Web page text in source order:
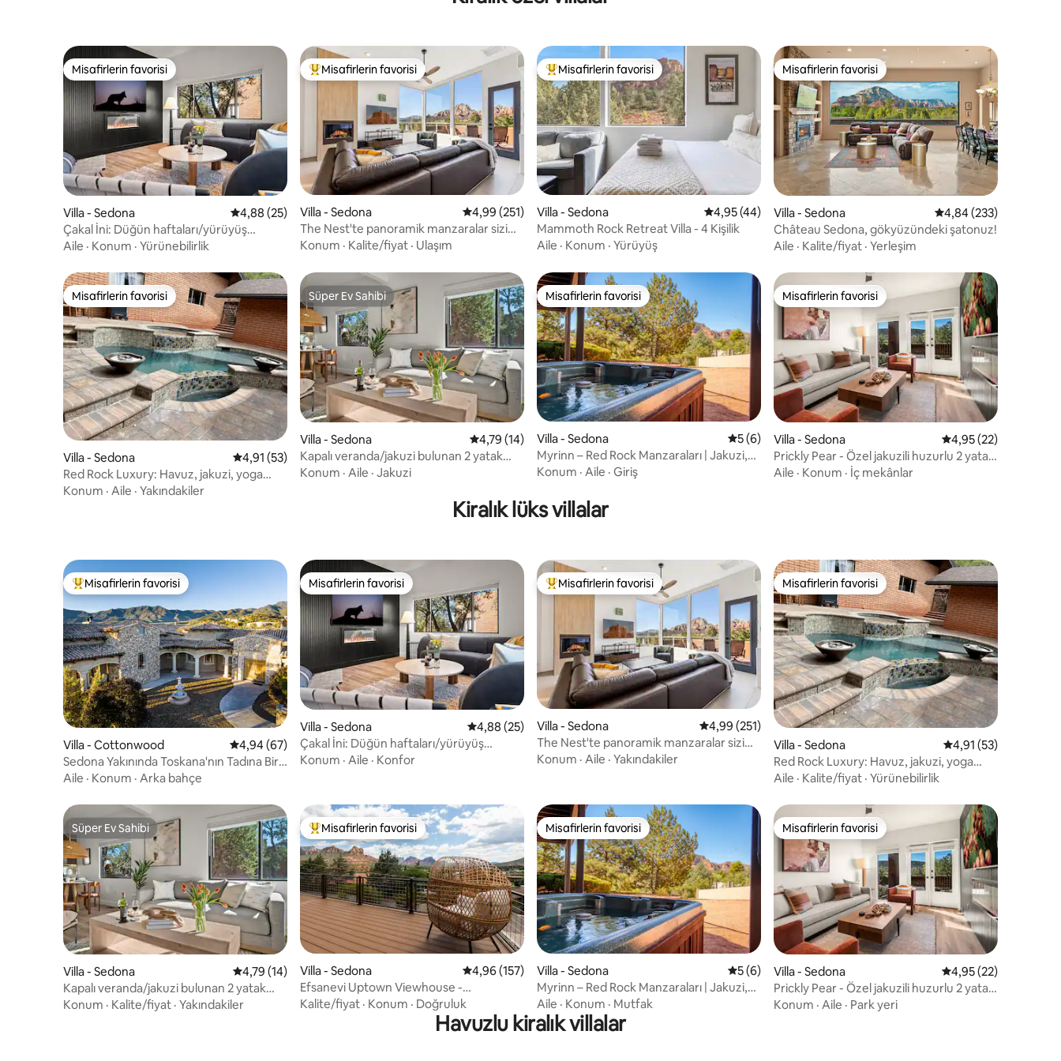
Misafirlerin favorisi
Misafirlerin favorisi
Villa - Sedona 5 üzerinden ortalama 4,88 puan, 25 değerlendirme
4,88 (25)
Çakal İni: Düğün haftaları/yürüyüş
günleri/yıldızlı geceler
Aile · Konum · Yürünebilirlik
Misafirlerin favorilerinden en beğenilenler arasında
Misafirlerin favorisi
Villa - Sedona 5 üzerinden ortalama 4,99 puan, 251 değerlendirme
4,99 (251)
The Nest'te panoramik manzaralar sizi
bekliyor
Konum · Kalite/fiyat · Ulaşım
Misafirlerin favorilerinden en beğenilenler arasında
Misafirlerin favorisi
Villa - Sedona 5 üzerinden ortalama 4,95 puan, 44 değerlendirme
4,95 (44)
Mammoth Rock Retreat Villa - 4 Kişilik
Aile · Konum · Yürüyüş
Misafirlerin favorisi
Misafirlerin favorisi
Villa - Sedona 5 üzerinden ortalama
4,84 (233)
Château Sedona, gökyüzündeki şatonuz!
Aile · Kalite/fiyat · Yerleşim
Misafirlerin favorisi
Misafirlerin favorisi
Villa - Sedona 5 üzerinden ortalama 4,91 puan, 53 değerlendirme
4,91 (53)
Red Rock Luxury: Havuz, jakuzi, yoga
odası
Konum · Aile · Yakındakiler
Süper Ev Sahibi
Süper Ev Sahibi
Villa - Sedona 5 üzerinden ortalama 4,79 puan, 14 değerlendirme
4,79 (14)
Kapalı veranda/jakuzi bulunan 2 yatak
odalı/banyolu Quartz Villa
Konum · Aile · Jakuzi
Misafirlerin favorisi
Misafirlerin favorisi
Villa - Sedona 5 üzerinden ortalama 5 puan, 6 değerlendirme
5 (6)
Myrinn – Red Rock Manzaraları | Jakuzi,
Spor Salonu ve Bilardo
Konum · Aile · Giriş
Misafirlerin favorisi
Misafirlerin favorisi
Villa - Sedona 5 üzerinden
4,95 (22)
Prickly Pear - Özel jakuzili huzurlu 2 yatak
odası
Aile · Konum · İç mekânlar
Kiralık lüks villalar
Misafirlerin favorilerinden en beğenilenler arasında
Misafirlerin favorisi
Villa - Cottonwood 5 üzerinden ortalama 4,94 puan, 67 değerlendirme
4,94 (67)
Sedona Yakınında Toskana'nın Tadına Bir
Bakış
Aile · Konum · Arka bahçe
Misafirlerin favorisi
Misafirlerin favorisi
Villa - Sedona 5 üzerinden ortalama 4,88 puan, 25 değerlendirme
4,88 (25)
Çakal İni: Düğün haftaları/yürüyüş
günleri/yıldızlı geceler
Konum · Aile · Konfor
Misafirlerin favorilerinden en beğenilenler arasında
Misafirlerin favorisi
Villa - Sedona 5 üzerinden ortalama 4,99 puan, 251 değerlendirme
4,99 (251)
The Nest'te panoramik manzaralar sizi
bekliyor
Konum · Aile · Yakındakiler
Misafirlerin favorisi
Misafirlerin favorisi
Villa - Sedona 5 üzerinden
4,91 (53)
Red Rock Luxury: Havuz, jakuzi, yoga
odası
Aile · Kalite/fiyat · Yürünebilirlik
Süper Ev Sahibi
Süper Ev Sahibi
Villa - Sedona 5 üzerinden ortalama 4,79 puan, 14 değerlendirme
4,79 (14)
Kapalı veranda/jakuzi bulunan 2 yatak
odalı/banyolu Quartz Villa
Konum · Kalite/fiyat · Yakındakiler
Misafirlerin favorilerinden en beğenilenler arasında
Misafirlerin favorisi
Villa - Sedona 5 üzerinden ortalama 4,96 puan, 157 değerlendirme
4,96 (157)
Efsanevi Uptown Viewhouse -
Muhteşem manzaralar + jakuzi
Kalite/fiyat · Konum · Doğruluk
Misafirlerin favorisi
Misafirlerin favorisi
Villa - Sedona 5 üzerinden ortalama 5 puan, 6 değerlendirme
5 (6)
Myrinn – Red Rock Manzaraları | Jakuzi,
Spor Salonu ve Bilardo
Aile · Konum · Mutfak
Misafirlerin favorisi
Misafirlerin favorisi
Villa - Sedona 5 üzerinden
4,95 (22)
Prickly Pear - Özel jakuzili huzurlu 2 yatak
odası
Konum · Aile · Park yeri
Havuzlu kiralık villalar